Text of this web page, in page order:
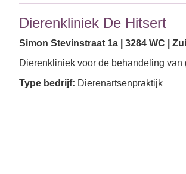
Dierenkliniek De Hitsert
Simon Stevinstraat 1a | 3284 WC |
Dierenkliniek voor de behandeling
Type bedrijf: Dierenartsenpraktijk